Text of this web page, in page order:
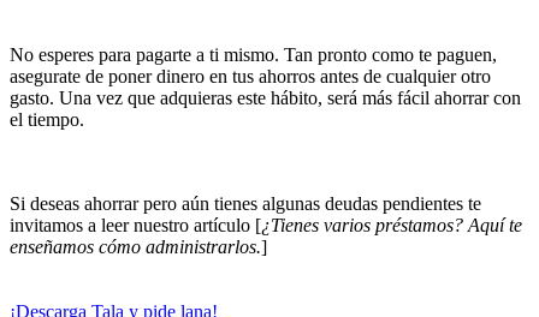
No esperes para pagarte a ti mismo. Tan pronto como te paguen,
asegurate de poner dinero en tus ahorros antes de cualquier otro
gasto. Una vez que adquieras este hábito, será más fácil ahorrar con
el tiempo.
Si deseas ahorrar pero aún tienes algunas deudas pendientes te
invitamos a leer nuestro artículo [¿Tienes varios préstamos? Aquí te
enseñamos cómo administrarlos.]
¡Descarga Tala y pide lana!